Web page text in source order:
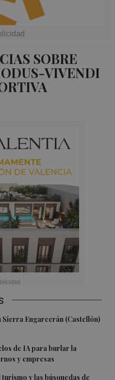
SOBRE
VIVENDI
Engarcerán (Castellón)
de IA para burlar la
y empresas
y las búsquedas de